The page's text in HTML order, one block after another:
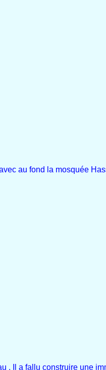
au fond la mosquée
. Il a fallu construire une